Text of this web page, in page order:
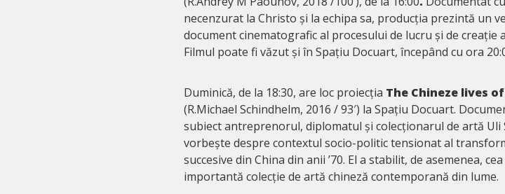
necenzurat la Christo și la echipa sa, producția prezintă un
document cinematografic al procesului de lucru și de creație
Filmul poate fi văzut și în Spațiu Docuart, începând cu ora
Duminică, de la 18:30, are loc proiecția The Chineze lives
(R.Michael Schindhelm, 2016 / 93′) la Spațiu Docuart.
subiect antreprenorul, diplomatul și colecționarul de artă Uli
vorbește despre contextul socio-politic tensionat al
succesive din China din anii ’70. El a stabilit, de asemenea,
importantă colecție de artă chineză contemporană din lume.